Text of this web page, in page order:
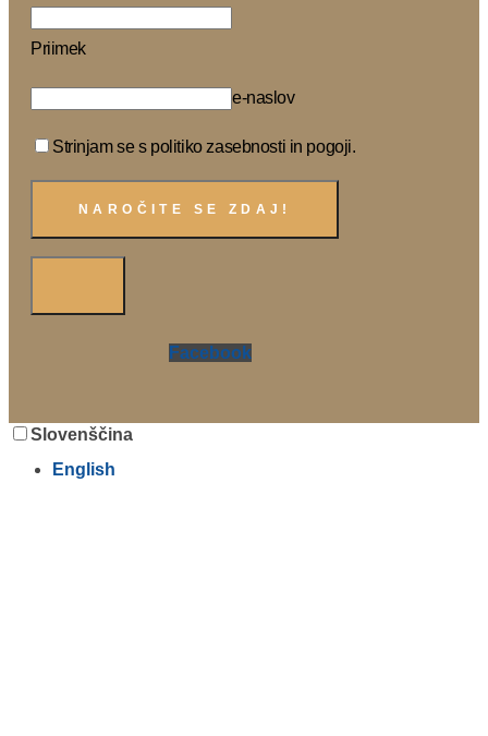
Priimek
e-naslov
Strinjam se s politiko zasebnosti in pogoji.
Facebook
Slovenščina
English